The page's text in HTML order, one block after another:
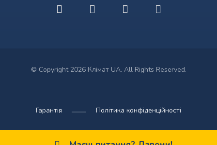
© Copyright 2026 Клімат UA. All Rights Reserved.
Політика конфіденційності
Гарантія